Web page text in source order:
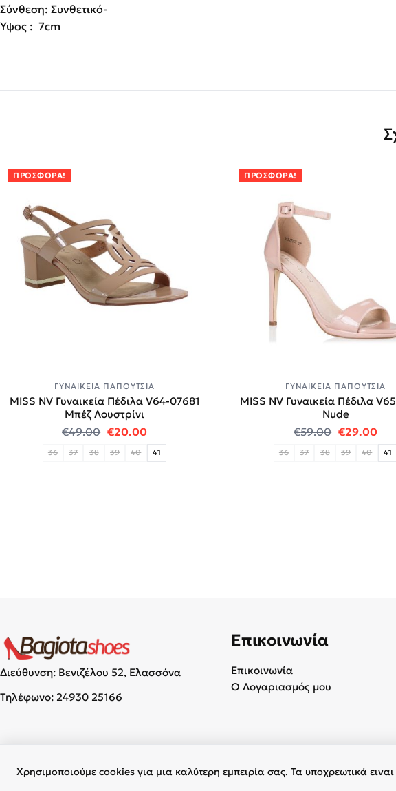
Σύνθεση: Συνθετικό-
Ύψος : 7cm
ΠΡΟΣΦΟΡΆ!
ΓΥΝΑΙΚΕΊΑ ΠΑΠΟΎΤΣΙΑ
MISS NV Γυναικεία Πέδιλα V64-07681
Μπέζ Λουστρίνι
€49.00 Original price was: €49.00.
€20.00Η τρέχουσα τιμή είναι: €20.00.
36 37 38 39 40 41
ΠΡΟΣΦΟΡΆ!
ΓΥΝΑΙΚΕΊΑ ΠΑΠΟΎΤΣΙΑ
MISS NV Γυναικεία Πέδιλα
Nude
€59.00 Original
€29.00Η
36 37 38 39 40 41
Διεύθυνση: Βενιζέλου 52, Ελασσόνα
Τηλέφωνο: 24930 25166
Επικοινωνία
Επικοινωνία
Ο Λογαριασμός μου
© 2026 Γυναικεία & Ανδρικά Παπούτσια - BagiotaShoes.gr. Με επιφύλαξη παντός
Χρησιμοποιούμε cookies για μια καλύτερη εμπειρία σας. Τα υποχρεωτικά